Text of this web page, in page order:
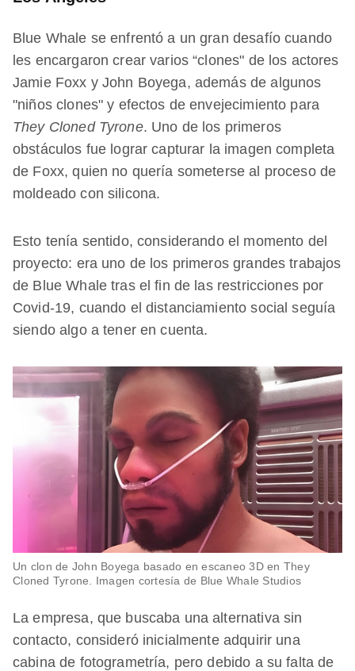
Blue Whale se enfrentó a un gran desafío cuando
les encargaron crear varios “clones" de los actores
Jamie Foxx y John Boyega, además de algunos
"niños clones" y efectos de envejecimiento para
They Cloned Tyrone. Uno de los primeros
obstáculos fue lograr capturar la imagen completa
de Foxx, quien no quería someterse al proceso de
moldeado con silicona.
Esto tenía sentido, considerando el momento del
proyecto: era uno de los primeros grandes trabajos
de Blue Whale tras el fin de las restricciones por
Covid-19, cuando el distanciamiento social seguía
siendo algo a tener en cuenta.
Un clon de John Boyega basado en escaneo 3D en They
Cloned Tyrone. Imagen cortesía de Blue Whale Studios
La empresa, que buscaba una alternativa sin
contacto, consideró inicialmente adquirir una
cabina de fotogrametría, pero debido a su falta de